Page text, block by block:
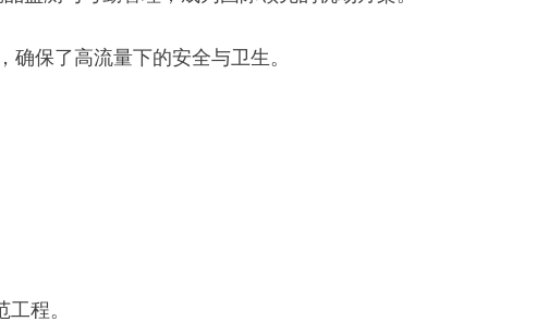
保了高流量下的安全与卫生。
程。